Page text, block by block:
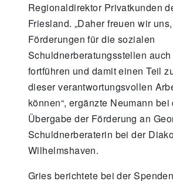
Regionaldirektor Privatkunden
Friesland. „Daher freuen wir
Förderungen für die sozialen
Schuldnerberatungsstellen
fortführen und damit einen Teil
dieser verantwortungsvollen
können“, ergänzte Neumann
Übergabe der Förderung an
Schuldnerberaterin bei der
Wilhelmshaven.
Gries berichtete bei der